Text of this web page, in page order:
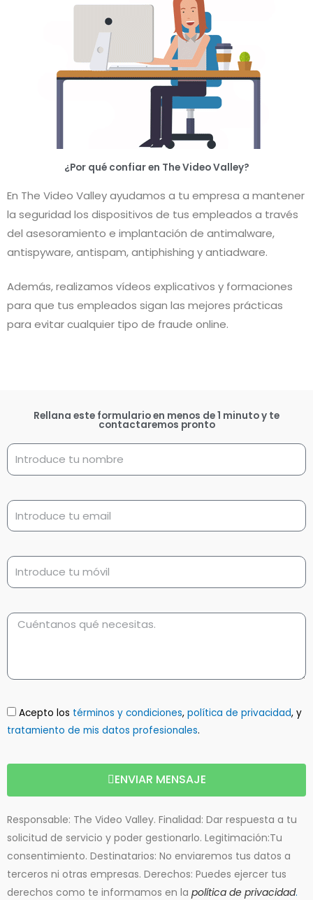
¿Por qué confiar en The Video Valley?
En The Video Valley ayudamos a tu empresa a mantener
la seguridad los dispositivos de tus empleados a través
del asesoramiento e implantación de antimalware,
antispyware, antispam, antiphishing y antiadware.
Además, realizamos vídeos explicativos y formaciones
para que tus empleados sigan las mejores prácticas
para evitar cualquier tipo de fraude online.
Rellana este formulario en menos de 1 minuto y te
contactaremos pronto
Acepto los términos y condiciones, política de privacidad, y
tratamiento de mis datos profesionales.
ENVIAR MENSAJE
Responsable: The Video Valley. Finalidad: Dar respuesta a tu
solicitud de servicio y poder gestionarlo. Legitimación:Tu
consentimiento. Destinatarios: No enviaremos tus datos a
terceros ni otras empresas. Derechos: Puedes ejercer tus
derechos como te informamos en la política de privacidad.